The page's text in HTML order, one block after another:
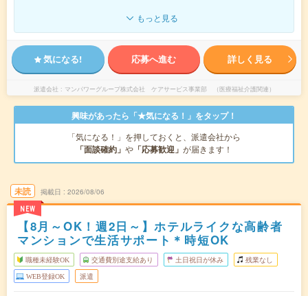
もっと見る
気になる! 応募へ進む 詳しく見る
派遣会社 マンパワーグループ株式会社 ケアサービス事業部 （医療福祉介護関連）
興味があったら「★気になる！」をタップ！
「気になる！」を押しておくと、派遣会社から
「面談確約」 や 「応募歓迎」 が届きます！
未読
NEW
掲載日 2026/08/06
【8月～OK！週2日～】ホテルライクな高齢者
マンションで生活サポート＊時短OK
職種未経験OK 交通費別途支給あり 土日祝日が休み 残業なし
WEB登録OK 派遣